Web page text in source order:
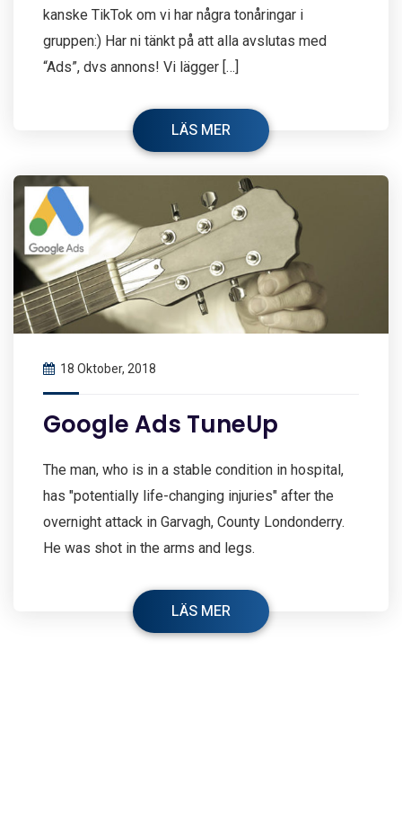
kanske TikTok om vi har några tonåringar i
gruppen:) Har ni tänkt på att alla avslutas med
“Ads”, dvs annons! Vi lägger […]
LÄS MER
18 Oktober, 2018
Google Ads TuneUp
The man, who is in a stable condition in hospital,
has "potentially life-changing injuries" after the
overnight attack in Garvagh, County Londonderry.
He was shot in the arms and legs.
LÄS MER